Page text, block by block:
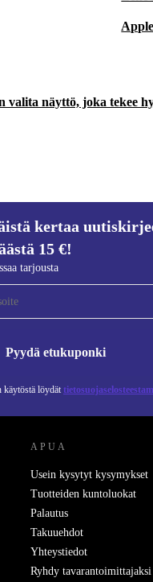
valita näyttö, joka tekee
kertaa
15 €!
tarjousta
Pyydä etukuponki
käytöstä löydät
APUA
Usein kysytyt kysymykset
Tuotteiden kuntoluokat
Palautus
Takuuehdot
Yhteystiedot
Ryhdy tavarantoimittajaksi